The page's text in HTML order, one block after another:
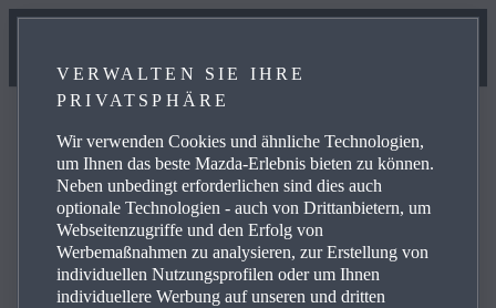
Weitere Informationen zur elektrischen Reichweite,
Energiekosten, KFZ-Steuer und CO₂-Kosten finden Sie
unterwww.mazda.de/Energieverbrauch.
VERWALTEN SIE IHRE
PRIVATSPHÄRE
Wir verwenden Cookies und ähnliche Technologien,
um Ihnen das beste Mazda-Erlebnis bieten zu können.
Neben unbedingt erforderlichen sind dies auch
optionale Technologien - auch von Drittanbietern, um
Webseitenzugriffe und den Erfolg von
Werbemaßnahmen zu analysieren, zur Erstellung von
individuellen Nutzungsprofilen oder um Ihnen
individuellere Werbung auf unseren und dritten